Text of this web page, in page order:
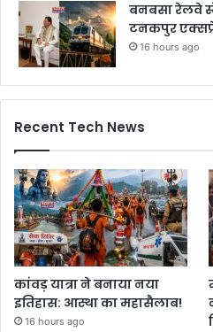
बनबसा रेलवे
टनकपुर
16 hours ago
Recent Tech News
कांवड़ यात्रा ने बनाया नया
इतिहास: आस्था का महासैलाब!
16 hours ago